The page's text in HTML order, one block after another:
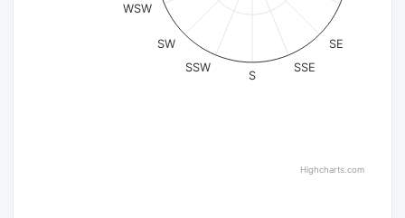
SE
SSE
S
SSW
SW
WSW
Highcharts.com